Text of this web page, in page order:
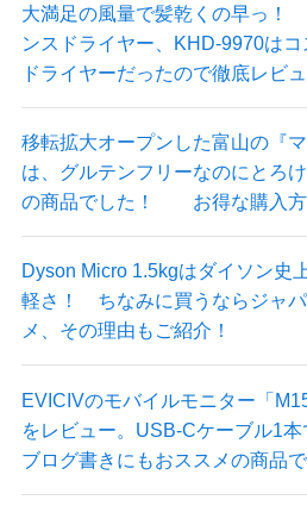
大満足の風量で髪乾くの早っ！
ンスドライヤー、KHD-9970は
ドライヤーだったので徹底レビ
移転拡大オープンした富山の『
は、グルテンフリーなのにとろ
の商品でした！ お得な購入方
Dyson Micro 1.5kgはダイソン史
軽さ！ ちなみに買うならジャ
メ、その理由もご紹介！
EVICIVのモバイルモニター「
をレビュー。USB-Cケーブル1
ブログ書きにもおススメの商品で